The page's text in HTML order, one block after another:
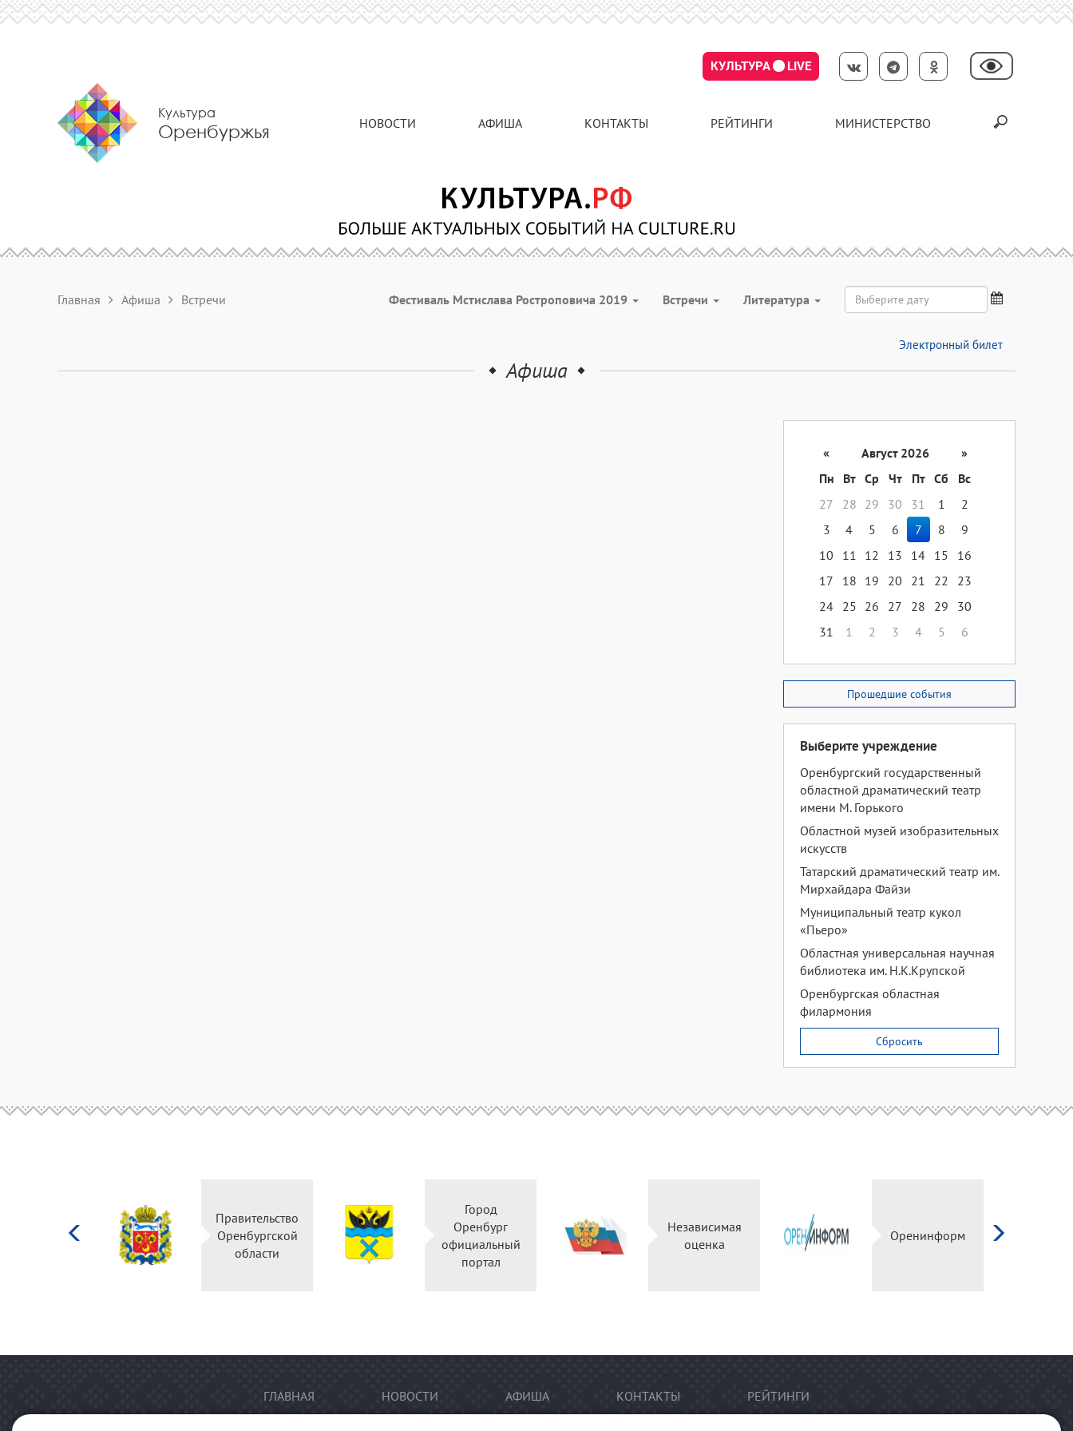
КУЛЬТУРА LIVE
Культура
Оренбуржья НОВОСТИ АФИША КОНТАКТЫ РЕЙТИНГИ МИНИСТЕРСТВО
Главная Афиша Встречи Фестиваль Мстислава Ростроповича 2019 Встречи Литература
Электронный билет
Афиша
« Август 2026
»
Пн
Вт Ср Чт Пт Сб
Вс
27
28 29 30 31 1
2
3
4 5 6 7 8
9
10
11 12 13 14 15
16
17
18 19 20 21 22
23
24 25 26 27 28 29
30
31
1 2 3 4 5 6
Прошедшие события
Выберите учреждение
Оренбургский государственный
областной драматический театр
имени М. Горького
Областной музей изобразительных
искусств
Татарский драматический театр им.
Мирхайдара Файзи
Муниципальный театр кукол
«Пьеро»
Областная универсальная научная
библиотека им. Н.К.Крупской
Оренбургская областная
филармония
Сбросить
Правительство
Оренбургской
области
Город
Оренбург
официальный
портал
Независимая
оценка
Оренинформ
ГЛАВНАЯ НОВОСТИ АФИША КОНТАКТЫ РЕЙТИНГИ